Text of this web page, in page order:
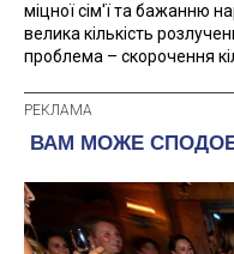
міцної сім'ї та бажанню
велика кількість
проблема – скорочення